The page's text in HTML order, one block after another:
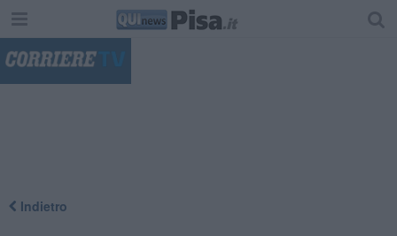
Indietro